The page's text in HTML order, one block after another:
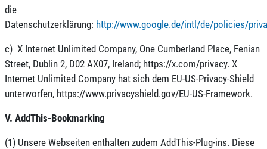
die
Datenschutzerklärung: http://www.google.de/intl/de/policies/
c) X Internet Unlimited Company, One Cumberland Place, Fenian
Street, Dublin 2, D02 AX07, Ireland; https://x.com/privacy. X
Internet Unlimited Company hat sich dem EU-US-Privacy-Shield
unterworfen, https://www.privacyshield.gov/EU-US-Framework.
V. AddThis-Bookmarking
(1) Unsere Webseiten enthalten zudem AddThis-Plug-ins. Diese